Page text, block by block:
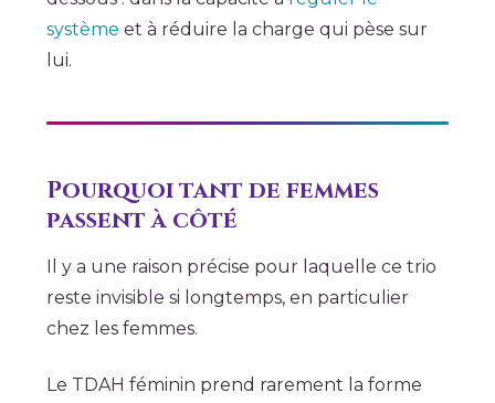
système et à réduire la charge qui pèse sur
lui.
Pourquoi tant de femmes
passent à côté
Il y a une raison précise pour laquelle ce trio
reste invisible si longtemps, en particulier
chez les femmes.
Le TDAH féminin prend rarement la forme